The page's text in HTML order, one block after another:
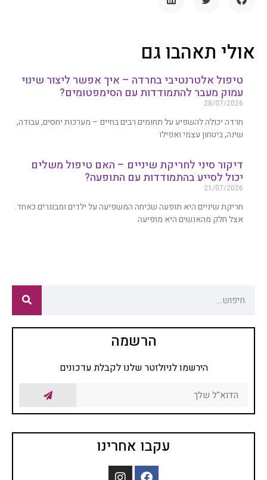
אולי תאהבו גם
טיפול אלטרנטיבי בחרדה – איך אפשר ליצור שינוי
עמוק מעבר להתמודדות עם הסימפטומים?
28/07/2026
חרדה יכולה להשפיע על תחומים רבים בחיים – מערכות יחסים, עבודה,
שינה, ביטחון עצמי ואפילו
דיקור סיני לחריקת שיניים – האם טיפול משלים
יכול לסייע בהתמודדות עם התופעה?
21/07/2026
חריקת שיניים היא תופעה שכיחה המשפיעה על ילדים ומבוגרים כאחד.
אצל חלק מהאנשים היא מופיעה
הרשמה
הירשמו לניולזטר שלנו לקבלת עדכונים
עקבו אחרינו